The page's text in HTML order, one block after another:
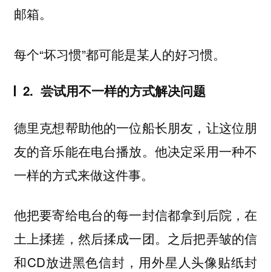
邮箱。
每个“坏习惯”都可能是某人的好习惯。
2. 尝试用不一样的方式解决问题
德里克想帮助他的一位船长朋友，让这位朋
友的音乐能在电台播放。他决定采用一种不
一样的方式来做这件事。
他把要寄给电台的每一封信都拿到后院，在
土上揉搓，然后揉成一团。之后把弄皱的信
和CD放进黑色信封，用外星人头像贴纸封